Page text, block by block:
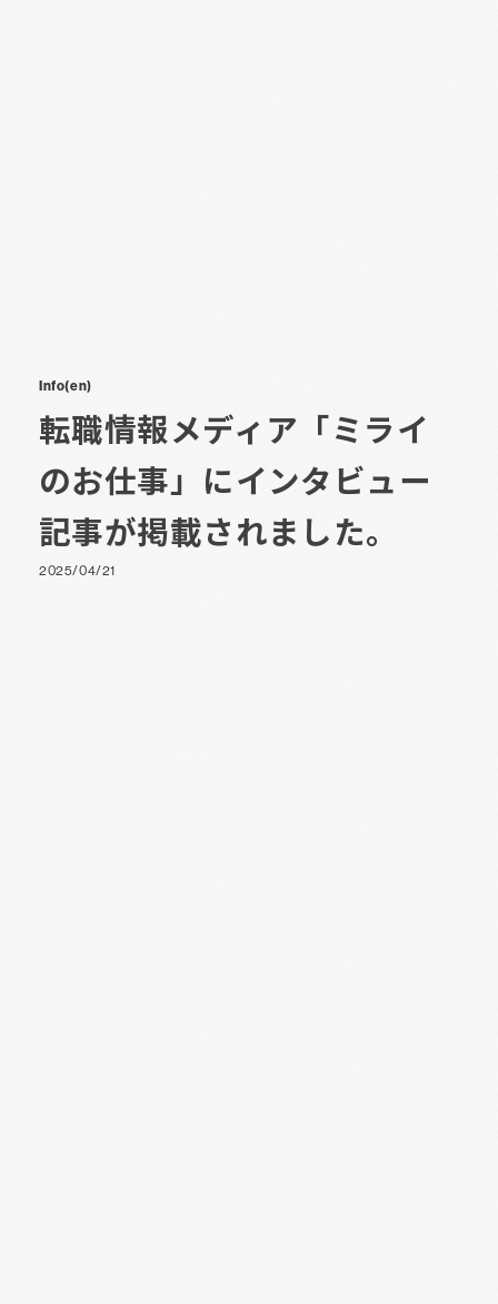
Info(en)
転職情報メディア「ミライ
のお仕事」にインタビュー
記事が掲載されました。
2025/04/21